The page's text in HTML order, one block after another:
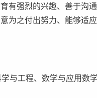
有强烈的兴趣、善于沟
为之付出努力、能够适
工程、数学与应用数